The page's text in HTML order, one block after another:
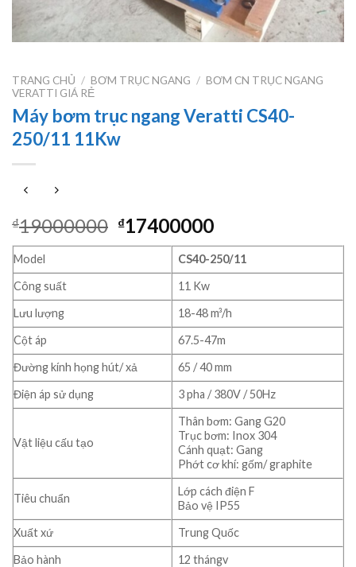
TRANG CHỦ / BƠM TRỤC NGANG / BƠM CN TRỤC NGANG
VERATTI GIÁ RẺ
Máy bơm trục ngang Veratti CS40-
250/11 11Kw
₫19000000 Giá
gốc
₫19000000.
₫17400000Giá
hiện
tại
₫17400000.
Model
CS40-250/11
Công suất
11 Kw
Lưu lượng
18-48 m³/h
Cột áp
67.5-47m
Đường kính họng hút/ xả
65 / 40 mm
Điện áp sử dụng
3 pha / 380V / 50Hz
Vật liệu cấu tạo
Thân bơm: Gang G20
Trục bơm: Inox 304
Cánh quạt: Gang
Phớt cơ khí: gốm/ graphite
Tiêu chuẩn
Lớp cách điện F
Bảo vệ IP55
Xuất xứ
Trung Quốc
Bảo hành
12 thángv